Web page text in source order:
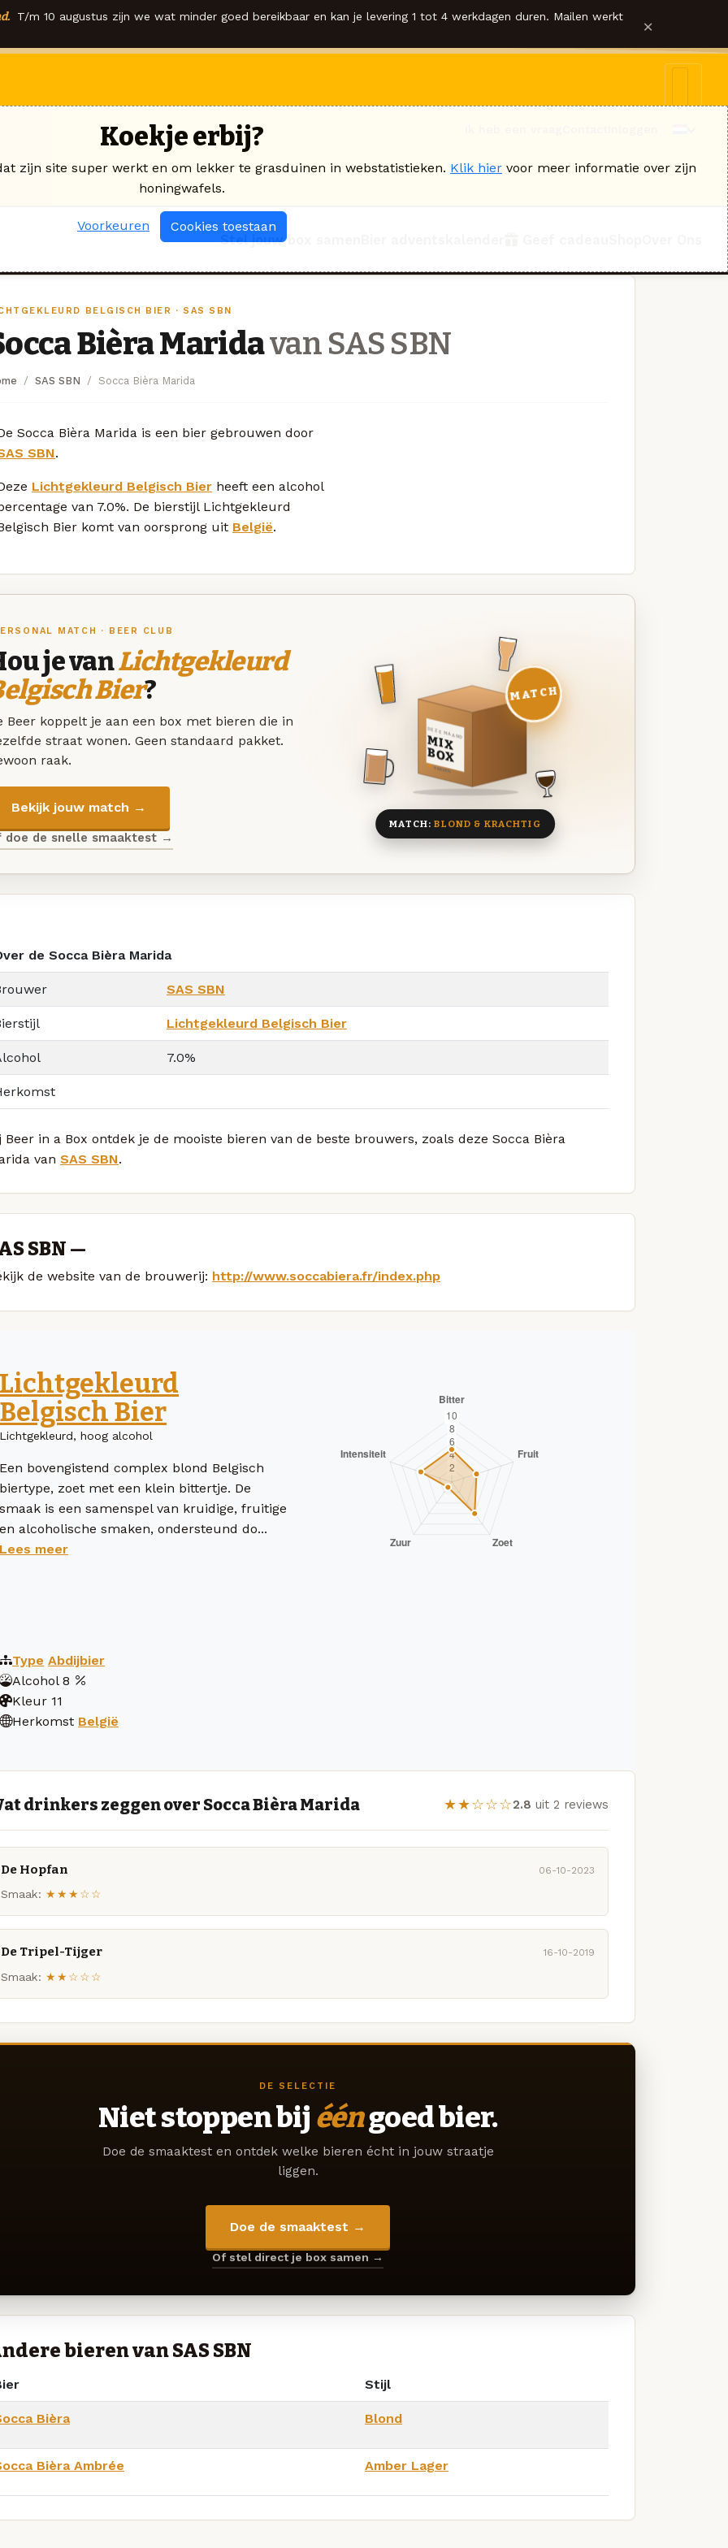
T/m 10 augustus zijn we wat minder goed bereikbaar en kan je levering 1 tot 4 werkdagen duren. Mailen werkt ×
Stel jouw box samen
BELGISCH BIER · SAS SBN
Bièra Maridavan SAS SBN
SAS SBN Socca Bièra Marida
Socca Bièra Marida is een bier gebrouwen door
SBN.
Lichtgekleurd Belgisch Bier heeft een alcohol
van 7.0%. De bierstijl Lichtgekleurd
Bier komt van oorsprong uit België.
MATCH · BEER CLUB
je vanLichtgekleurd
Bier?
Beer koppelt je aan een box met bieren die in
straat wonen. Geen standaard pakket.
raak.
Bekijk jouw match →
doe de snelle smaaktest →
DEZE MAAND
MIX
BOX
8 BIEREN
MATCH
MATCH:BLOND & KRACHTIG
de Socca Bièra Marida
SAS SBN
Lichtgekleurd Belgisch Bier
7.0%
Beer in a Box ontdek je de mooiste bieren van de beste brouwers, zoals deze Socca Bièra
van SAS SBN.
SBN —
de website van de brouwerij: http://www.soccabiera.fr/index.php
Lichtgekleurd
Belgisch Bier
Lichtgekleurd, hoog alcohol
Een bovengistend complex blond Belgisch
biertype, zoet met een klein bittertje. De
smaak is een samenspel van kruidige, fruitige
en alcoholische smaken, ondersteund do...
Lees meer
Type Abdijbier
Alcohol 8
Kleur 11
Herkomst België
drinkers zeggen over Socca Bièra Marida ★★☆☆☆2.8 uit 2 reviews
De Hopfan 06-10-2023
Smaak: ★★★☆☆
De Tripel-Tijger 16-10-2019
Smaak: ★★☆☆☆
DE SELECTIE
Niet stoppen bij ééngoed bier.
Doe de smaaktest en ontdek welke bieren écht in jouw straatje
liggen.
Doe de smaaktest →
Of stel direct je box samen →
bieren van SAS SBN
Stijl
Bièra Blond
Bièra Ambrée Amber Lager
Koekje erbij?
zijn site super werkt en om lekker te grasduinen in webstatistieken. Klik hier voor meer informatie over zijn
honingwafels.
Voorkeuren Cookies toestaan